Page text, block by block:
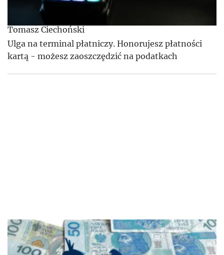
Tomasz Ciechoński
Ulga na terminal płatniczy. Honorujesz płatności
kartą - możesz zaoszczędzić na podatkach